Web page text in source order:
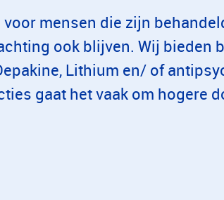
mensen die zijn
ook blijven. Wij bieden
Lithium en/ of
gaat het vaak om hogere